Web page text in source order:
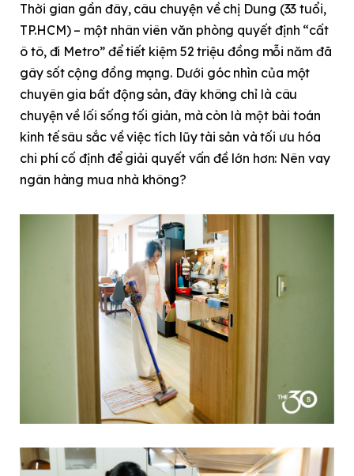
Thời gian gần đây, câu chuyện về chị Dung (33 tuổi,
TP.HCM) – một nhân viên văn phòng quyết định “cất
ô tô, đi Metro” để tiết kiệm 52 triệu đồng mỗi năm đã
gây sốt cộng đồng mạng. Dưới góc nhìn của một
chuyên gia bất động sản, đây không chỉ là câu
chuyện về lối sống tối giản, mà còn là một bài toán
kinh tế sâu sắc về việc tích lũy tài sản và tối ưu hóa
chi phí cố định để giải quyết vấn đề lớn hơn: Nên vay
ngân hàng mua nhà không?